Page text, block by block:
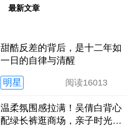
最新文章
甜酷反差的背后，是十二年如
一日的自律与清醒
明星 阅读16013
温柔氛围感拉满！吴倩白背心
配绿长裤逛商场，亲子时光松